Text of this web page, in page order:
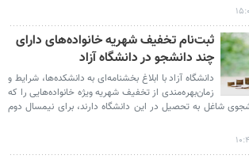
ثبت‌نام تخفیف شهریه خانواده‌های دارای
چند دانشجو در دانشگاه آزاد
دانشگاه آزاد با ابلاغ بخشنامه‌ای به دانشکده‌ها، شرایط و
زمان‌بهره‌مندی از تخفیف شهریه ویژه خانواده‌هایی را که
شاغل به تحصیل در این دانشگاه دارند، برای نیمسال دوم